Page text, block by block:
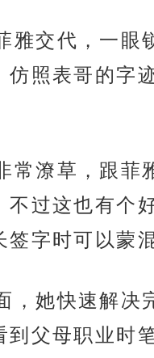
雅交代，一眼
仿照表哥的字
常潦草，跟菲
不过这也有个
签字时可以蒙
，她快速解决
到父母职业时